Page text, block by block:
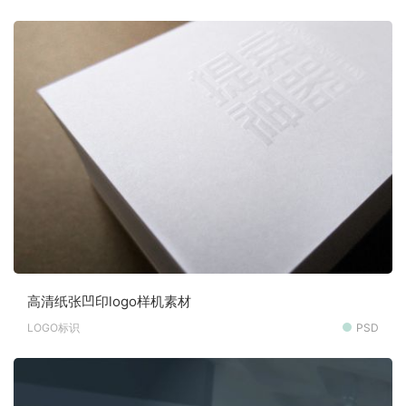
高清纸张凹印logo样机素材
LOGO标识 PSD